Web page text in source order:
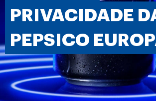
PRIVACIDADE
PEPSICO